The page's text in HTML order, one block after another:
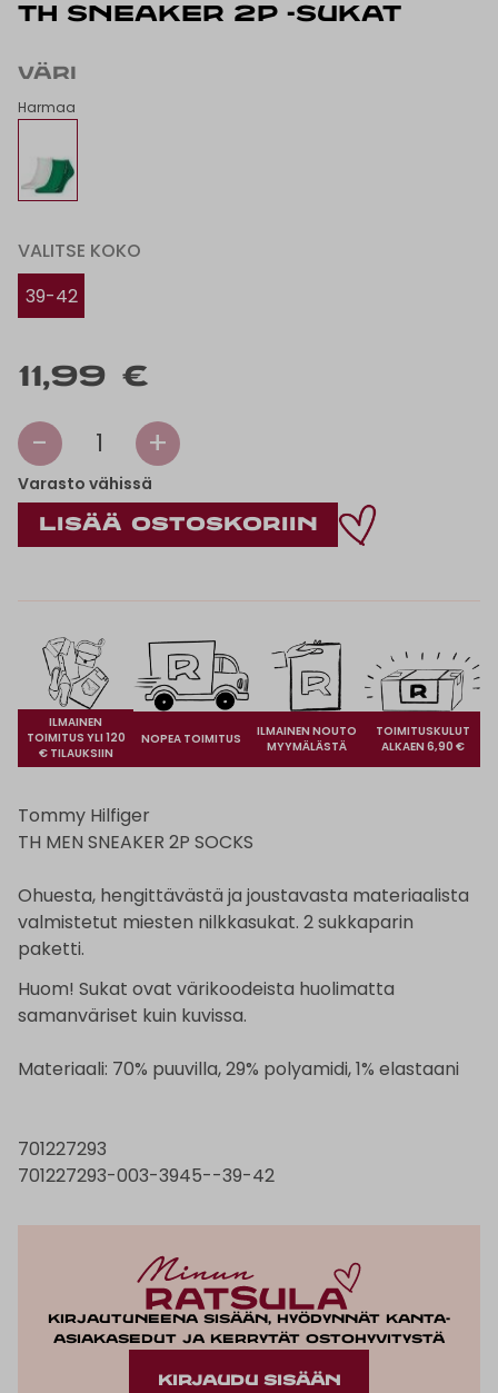
TH SNEAKER 2P -SUKAT
VÄRI
Harmaa
VALITSE KOKO
39-42
11,99 €
- 1 +
Varasto vähissä
ILMAINEN
TOIMITUS YLI 120
€ TILAUKSIIN
NOPEA TOIMITUS
ILMAINEN NOUTO
MYYMÄLÄSTÄ
TOIMITUSKULUT
ALKAEN 6,90 €
Tommy Hilfiger
TH MEN SNEAKER 2P SOCKS
Ohuesta, hengittävästä ja joustavasta materiaalista
valmistetut miesten nilkkasukat. 2 sukkaparin
paketti.
Huom! Sukat ovat värikoodeista huolimatta
samanväriset kuin kuvissa.
Materiaali: 70% puuvilla, 29% polyamidi, 1% elastaani
701227293
701227293-003-3945--39-42
Kirjautuneena sisään, hyödynnät kanta-
asiakasedut ja kerrytät ostohyvitystä
KIRJAUDU SISÄÄN